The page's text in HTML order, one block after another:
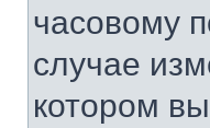
часовому
случае
котором